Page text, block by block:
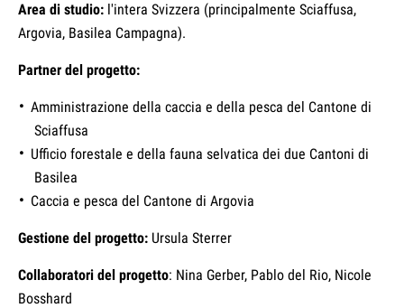
Area di studio: l'intera Svizzera (principalmente Sciaffusa,
Argovia, Basilea Campagna).
Partner del progetto:
Amministrazione della caccia e della pesca del Cantone di
Sciaffusa
Ufficio forestale e della fauna selvatica dei due Cantoni di
Basilea
Caccia e pesca del Cantone di Argovia
Gestione del progetto: Ursula Sterrer
Collaboratori del progetto: Nina Gerber, Pablo del Rio, Nicole
Bosshard